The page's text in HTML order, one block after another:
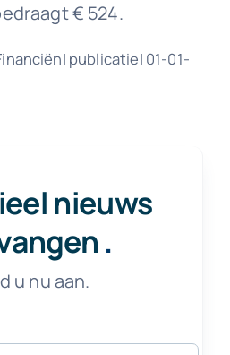
€ 524.
publicatie| 01-01-
nieuws
.
u nu aan.